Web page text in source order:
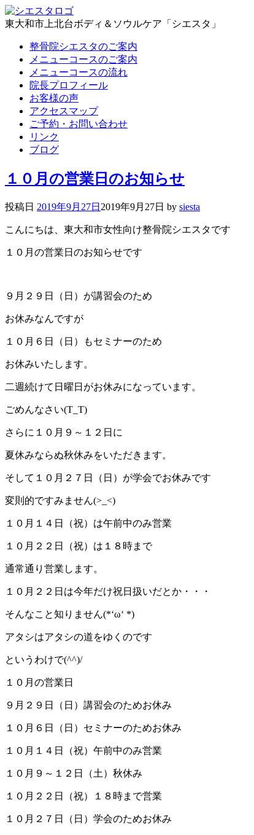
東大和市上北台ボディ＆ソウルケア「シエスタ」
整骨院シエスタのご案内
メニューコースのご案内
メニューコースの流れ
院長プロフィール
お客様の声
アクセスマップ
ご予約・お問い合わせ
リンク
ブログ
１０月の営業日のお知らせ
投稿日 2019年9月27日 2019年9月27日 by siesta
こんにちは、東大和市女性向け整骨院シエスタです
１０月の営業日のお知らせです
９月２９日（日）が講習会のため
お休みなんですが
１０月６日（日）もセミナーのため
お休みいたします。
二週続けて日曜日がお休みになっています。
ごめんなさい(T_T)
さらに１０月９～１２日に
夏休みならぬ秋休みをいただきます。
そして１０月２７日（日）が学会でお休みです
変則的ですみません(>_<)
１０月１４日（祝）は午前中のみ営業
１０月２２日（祝）は１８時まで
通常通り営業します。
１０月２２日は今年だけ祝日扱いだとか・・・
そんなこと知りません(*‘ω‘ *)
アタシはアタシの道をゆくのです
というわけで(^^)/
１０月の営業日
９月２９日（日）講習会のためお休み
１０月６日（日）セミナーのためお休み
１０月１４日（祝）午前中のみ営業
１０月９～１２日（土）秋休み
１０月２２日（祝）１８時まで営業
１０月２７日（日）学会のためお休み